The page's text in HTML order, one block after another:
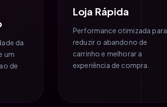
da
um
de
Loja Rápida
Performance otimizada para
reduzir o abandono de
carrinho e melhorar a
experiência de compra.